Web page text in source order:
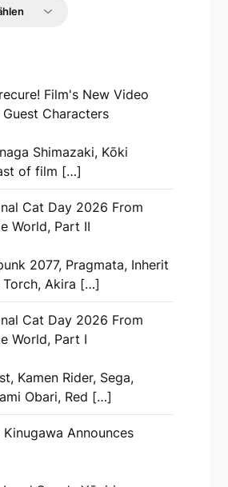
Film's New Video
Characters
Shimazaki, Kōki
of film […]
Cat Day 2026 From
World, Part II
2077, Pragmata, Inherit
Torch, Akira […]
Cat Day 2026 From
World, Part I
Kamen Rider, Sega,
Obari, Red […]
Announces